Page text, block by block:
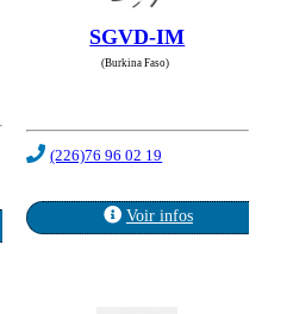
SGVD-IM
(Burkina Faso)
(226)76 96 02 19
Voir infos